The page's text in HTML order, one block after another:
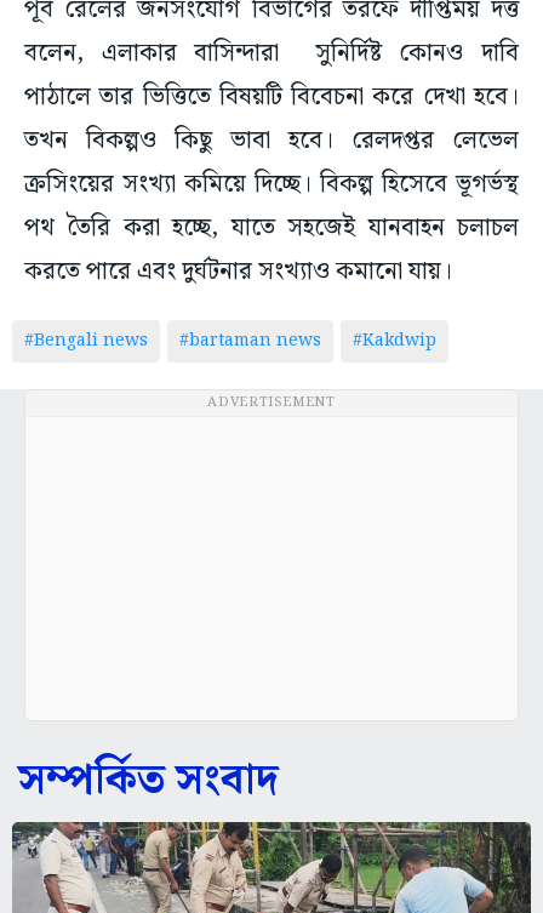
পূর্ব রেলের জনসংযোগ বিভাগের তরফে দীপ্তিময় দত্ত
বলেন, এলাকার বাসিন্দারা সুনির্দিষ্ট কোনও দাবি
পাঠালে তার ভিত্তিতে বিষয়টি বিবেচনা করে দেখা হবে।
তখন বিকল্পও কিছু ভাবা হবে। রেলদপ্তর লেভেল
ক্রসিংয়ের সংখ্যা কমিয়ে দিচ্ছে। বিকল্প হিসেবে ভূগর্ভস্থ
পথ তৈরি করা হচ্ছে, যাতে সহজেই যানবাহন চলাচল
করতে পারে এবং দুর্ঘটনার সংখ্যাও কমানো যায়।
#Bengali news #bartaman news #Kakdwip
ADVERTISEMENT
সম্পর্কিত সংবাদ